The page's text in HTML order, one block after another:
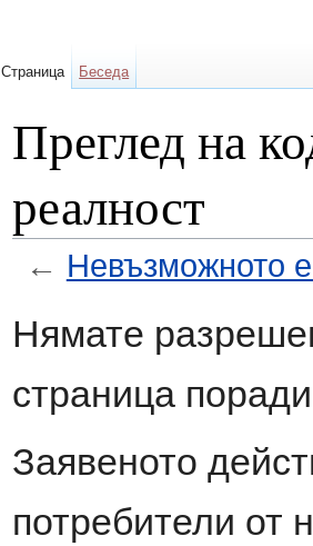
Преглед на
реалност
← Невъзможното
Нямате
страница
Заявеното
потребители от
Страница Беседа